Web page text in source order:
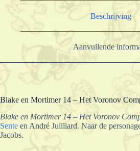
Beschrijving
Aanvullende
Blake en Mortimer 14 – Het Voronov
Blake en Mortimer 14 – Het Voronov
Sente en André Juilliard. Naar de
Jacobs.